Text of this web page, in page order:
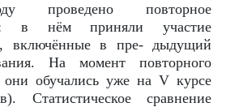
проведено повторное
в нём приняли участие
включённые в пре- дыдущий
На момент повторного
они обучались уже на V курсе
Статистическое сравнение